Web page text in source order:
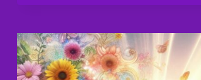
ET
TRANSFORMER
TA